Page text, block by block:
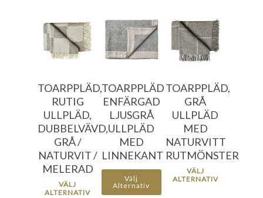
396.00
kr
956.00
kr
TOARPPLÄD,
RUTIG
ULLPLÄD,
DUBBELVÄVD,
GRÅ /
NATURVIT /
MELERAD
VÄLJ
ALTERNATIV
796.00
956.00
TOARPPLÄD,
GRÅ
ULLPLÄD
MED
NATURVITT
RUTMÖNSTER
VÄLJ
ALTERNATIV
1356.00
kr
1596.00
kr
TOARPPLÄD
ENFÄRGAD
LJUSGRÅ
ULLPLÄD
MED
LINNEKANT
Välj
Alternativ